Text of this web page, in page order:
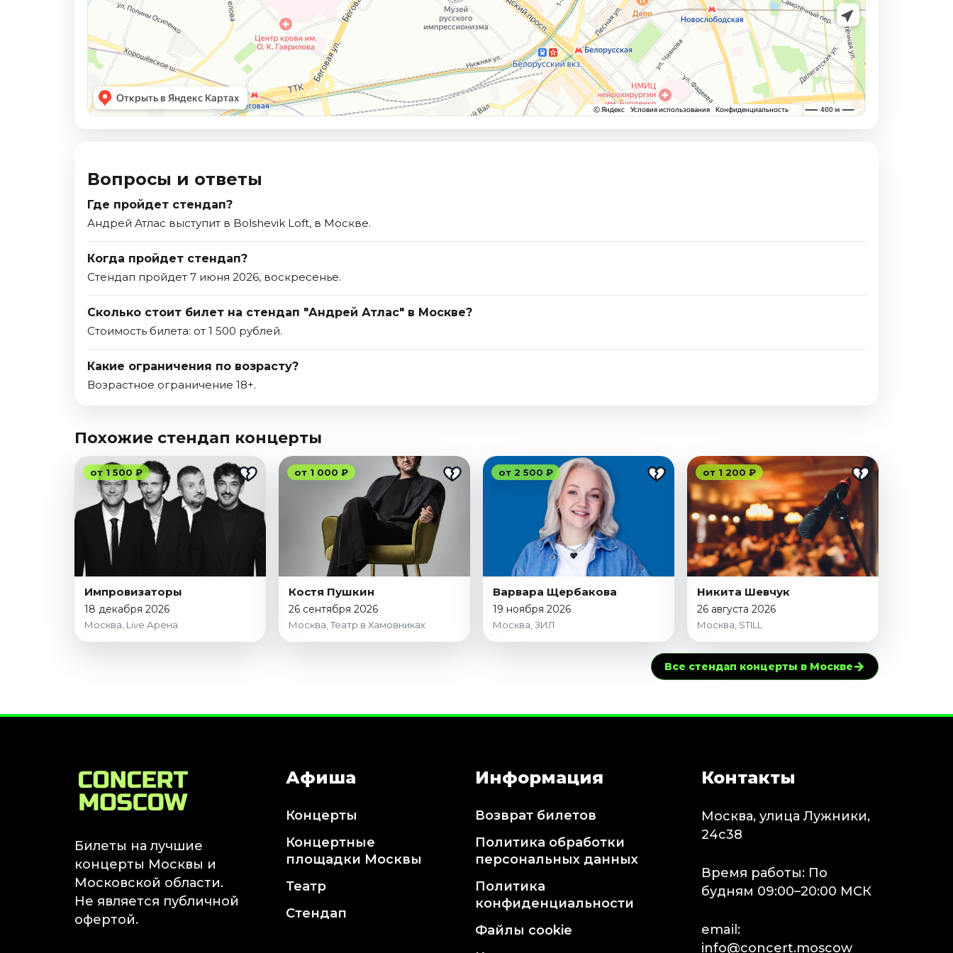
Вопросы и ответы
Где пройдет стендап?
Андрей Атлас выступит в Bolshevik Loft, в Москве.
Когда пройдет стендап?
Стендап пройдет 7 июня 2026, воскресенье.
Сколько стоит билет на стендап "Андрей Атлас" в Москве?
Стоимость билета: от 1 500 рублей.
Какие ограничения по возрасту?
Возрастное ограничение 18+.
Похожие стендап концерты
от 1 500 ₽
Импровизаторы
18 декабря 2026
Москва, Live Арена
от 1 000 ₽
Костя Пушкин
26 сентября 2026
Москва, Театр в Хамовниках
от 2 500 ₽
Варвара Щербакова
19 ноября 2026
Москва, ЗИЛ
от 1 200 ₽
Никита Шевчук
26 августа 2026
Москва, STILL
Все стендап концерты в Москве→
Билеты на лучшие
концерты Москвы и
Московской области.
Не является публичной
офертой.
Афиша
Концерты
Концертные
площадки Москвы
Театр
Стендап
Информация
Возврат билетов
Политика обработки
персональных данных
Политика
конфиденциальности
Файлы cookie
Контакты
Москва, улица Лужники,
24с38
Время работы: По
будням 09:00–20:00 МСК
email:
info@concert.moscow